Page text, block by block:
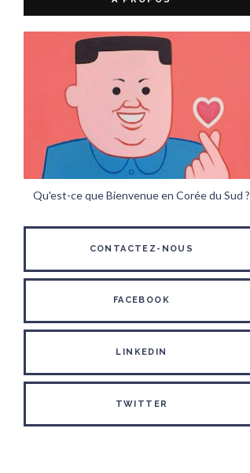
Qu'est-ce que Bienvenue en Corée du Sud ?
CONTACTEZ-NOUS
FACEBOOK
LINKEDIN
TWITTER